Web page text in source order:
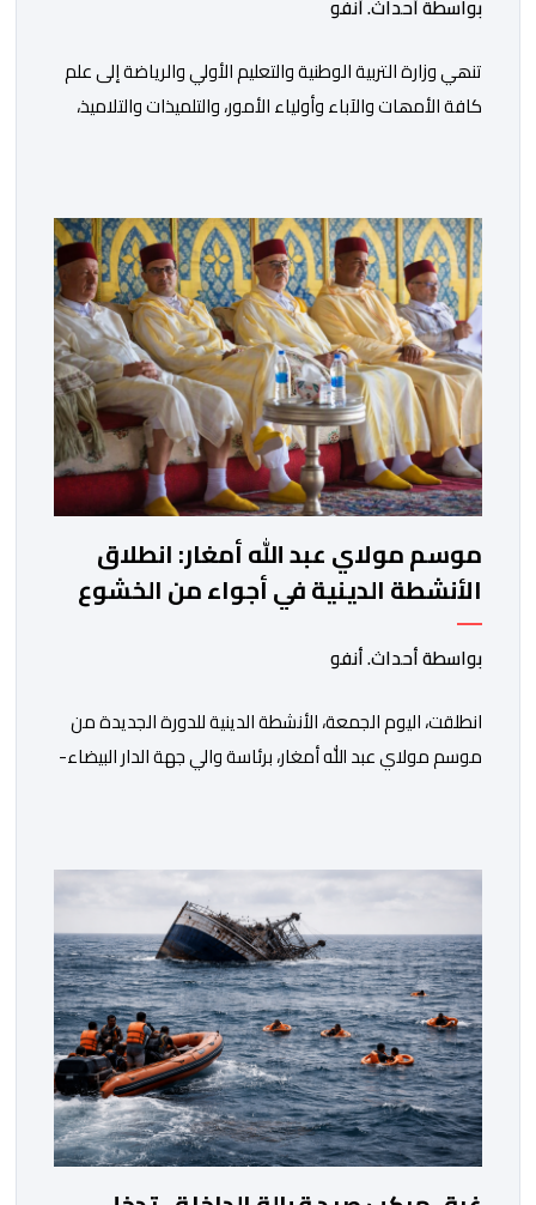
بواسطة أحداث. أنفو
تنھي وزارة التربیة الوطنیة والتعلیم الأولي والریاضة إلى علم
كافة الأمھات والآباء وأولیاء الأمور، والتلمیذات والتلامیذ،
المحدد سلفا طبقا لمقتضیات المقرر الوزاري رقم 047.26
الصادر بتاریخ 3 یولیوز 2026 بشأن تنظیم السنة الدراسیة.
وأوضحت الوزارة، في بلاغ، أن أطر […]
موسم مولاي عبد الله أمغار: انطلاق
الأنشطة الدينية في أجواء من الخشوع
الروحي
بواسطة أحداث. أنفو
انطلقت، اليوم الجمعة، الأنشطة الدينية للدورة الجديدة من
موسم مولاي عبد الله أمغار، برئاسة والي جهة الدار البيضاء-
المحلي للجديدة، وذلك بحضور شخصيات مدنية وعسكرية
ودينية. وجرت مراسيم افتتاح فعاليات الموسم بالخيمة
الرسمية، حيث أُلقيت كلمات كل من رئيس المجلس […]